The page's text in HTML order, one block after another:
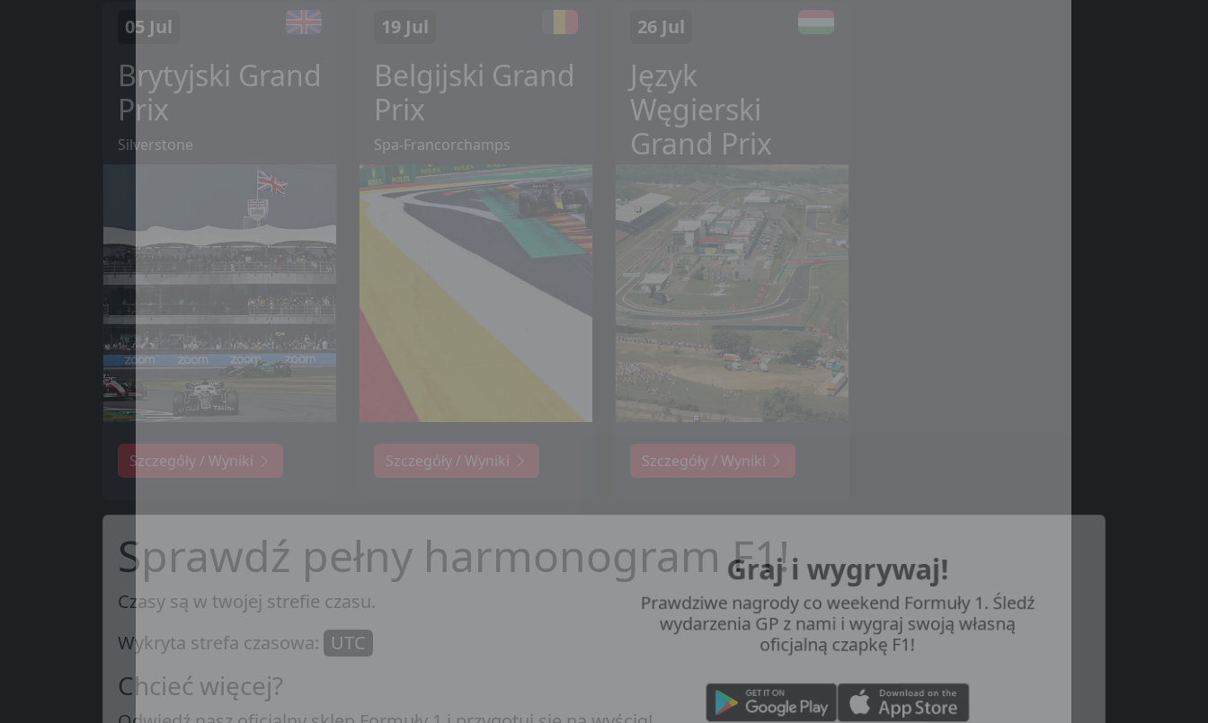
Graj i wygrywaj!
Prawdziwe nagrody co weekend Formuły 1. Śledź
wydarzenia GP z nami i wygraj swoją własną
oficjalną czapkę F1!
05 Jul
Brytyjski Grand
Prix
Silverstone
Szczegóły / Wyniki
19 Jul
Belgijski Grand
Prix
Spa-Francorchamps
Szczegóły / Wyniki
26 Jul
Język
Węgierski
Grand Prix
Szczegóły / Wyniki
Sprawdź pełny harmonogram F1!
Czasy są w twojej strefie czasu.
Wykryta strefa czasowa: UTC
Chcieć więcej?